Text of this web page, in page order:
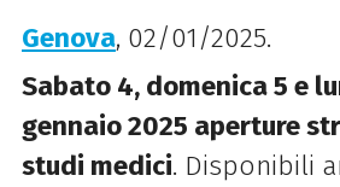
Genova, 02/01/2025.
Sabato 4, domenica 5 e
gennaio 2025 aperture
studi medici. Disponibili